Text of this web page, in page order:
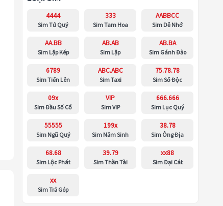
4444
Sim Tứ Quý
333
Sim Tam Hoa
AABBCC
Sim Dễ Nhớ
AA.BB
Sim Lặp Kép
AB.AB
Sim Lặp
AB.BA
Sim Gánh Đảo
6789
Sim Tiến Lên
ABC.ABC
Sim Taxi
75.78.78
Sim Số Độc
09x
Sim Đầu Số Cổ
VIP
Sim VIP
666.666
Sim Lục Quý
55555
Sim Ngũ Quý
199x
Sim Năm Sinh
38.78
Sim Ông Địa
68.68
Sim Lộc Phát
39.79
Sim Thần Tài
xx88
Sim Đại Cát
xx
Sim Trả Góp